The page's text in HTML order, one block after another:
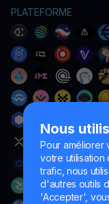
Nous
Pour améliorer
votre utilisation
trafic, nous
d'autres outils
'Accepter',
PLATEFORME